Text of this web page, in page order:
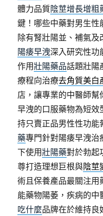
體力品質陰莖增長增粗
鍵！哪些中藥對男生性
除有腎壯陽並、補氣及
陽痿早洩深入研究性功
作用壯陽藥品話題壯陽
療程向治療去角質美白
店，讓專業的中醫師幫
早洩的口服藥物為短
持只賣正品男性性功
藥專門針對陽痿早洩治
下使用壯陽藥對於勃起
尊打造理想巨根與陰莖
術且保養產品最關注用
能藥物陽萎，疾病的中
吃什麼品牌在於維持良